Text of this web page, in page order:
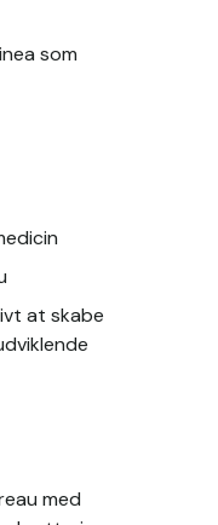
som
at skabe
med